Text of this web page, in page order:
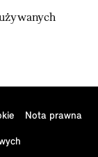
Nota prawna